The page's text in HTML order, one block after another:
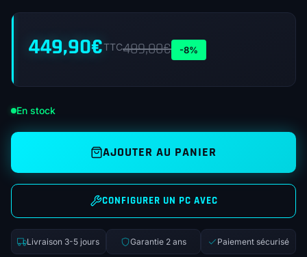
449,90€TTC489,00€ -8%
En stock
AJOUTER AU PANIER
CONFIGURER UN PC AVEC
Livraison 3-5 jours Garantie 2 ans Paiement sécurisé